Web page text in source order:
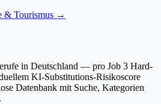
& Tourismus →
in Deutschland — pro Job 3 Hard-
KI-Substitutions-Risikoscore
Datenbank mit Suche, Kategorien